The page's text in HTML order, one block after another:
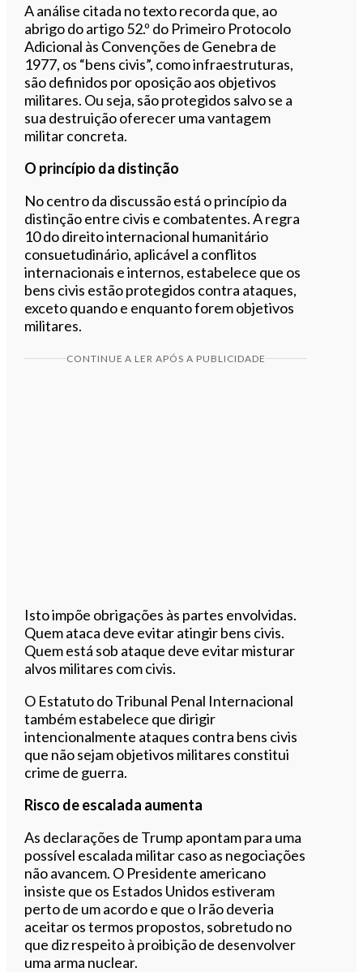
A análise citada no texto recorda que, ao
abrigo do artigo 52.º do Primeiro Protocolo
Adicional às Convenções de Genebra de
1977, os “bens civis”, como infraestruturas,
são definidos por oposição aos objetivos
militares. Ou seja, são protegidos salvo se a
sua destruição oferecer uma vantagem
militar concreta.
O princípio da distinção
No centro da discussão está o princípio da
distinção entre civis e combatentes. A regra
10 do direito internacional humanitário
consuetudinário, aplicável a conflitos
internacionais e internos, estabelece que os
bens civis estão protegidos contra ataques,
exceto quando e enquanto forem objetivos
militares.
CONTINUE A LER APÓS A PUBLICIDADE
Isto impõe obrigações às partes envolvidas.
Quem ataca deve evitar atingir bens civis.
Quem está sob ataque deve evitar misturar
alvos militares com civis.
O Estatuto do Tribunal Penal Internacional
também estabelece que dirigir
intencionalmente ataques contra bens civis
que não sejam objetivos militares constitui
crime de guerra.
Risco de escalada aumenta
As declarações de Trump apontam para uma
possível escalada militar caso as negociações
não avancem. O Presidente americano
insiste que os Estados Unidos estiveram
perto de um acordo e que o Irão deveria
aceitar os termos propostos, sobretudo no
que diz respeito à proibição de desenvolver
uma arma nuclear.